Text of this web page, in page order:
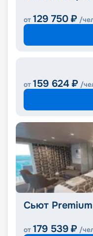
от 129 750 ₽ /
от 159 624 ₽ /
Сьют
от 179 539 ₽ /